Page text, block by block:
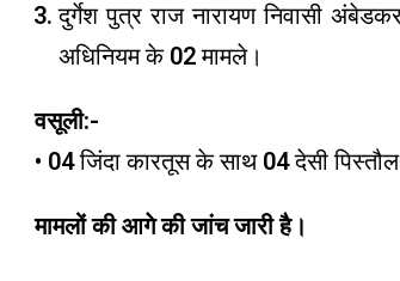
दुर्गेश पुत्र राज नारायण निवासी
अधिनियम के 02 मामले।
वसूली:-
• 04 जिंदा कारतूस के साथ 04 देसी
मामलों की आगे की जांच जारी है।